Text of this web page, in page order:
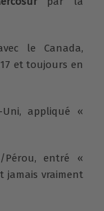
le Canada,
et toujours en
Uni, appliqué «
Pérou, entré «
jamais vraiment